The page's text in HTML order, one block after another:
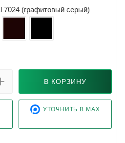
7024 (графитовый серый)
В КОРЗИНУ
УТОЧНИТЬ В MAX